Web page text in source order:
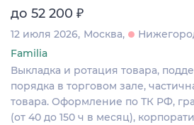
до 52 200 ₽
12 июля 2026 Москва
Familia
Выкладка и ротация товара,
порядка в торговом зале,
товара. Оформление по ТК РФ,
(от 40 до 150 ч в месяц),